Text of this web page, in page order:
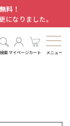
料！
なりました。
検索マイページカート メニュー